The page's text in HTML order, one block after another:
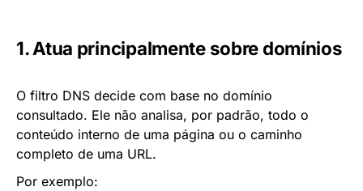
1. Atua principalmente sobre domínios
O filtro DNS decide com base no domínio
consultado. Ele não analisa, por padrão, todo o
conteúdo interno de uma página ou o caminho
completo de uma URL.
Por exemplo: